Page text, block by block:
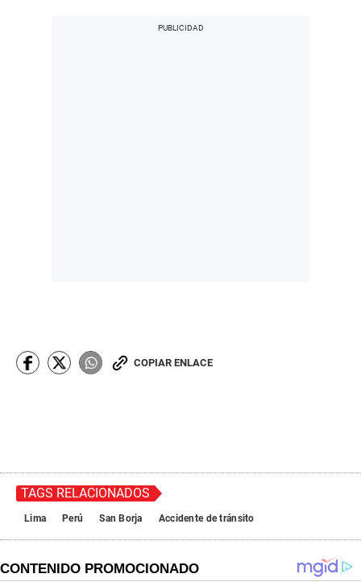
COPIAR ENLACE
TAGS RELACIONADOS
Lima Perú San Borja Accidente de tránsito